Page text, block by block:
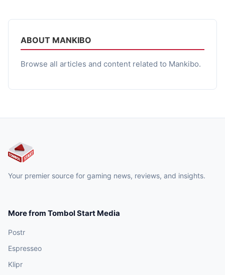
ABOUT MANKIBO
Browse all articles and content related to Mankibo.
Your premier source for gaming news, reviews, and insights.
More from Tombol Start Media
Postr
Espresseo
Klipr